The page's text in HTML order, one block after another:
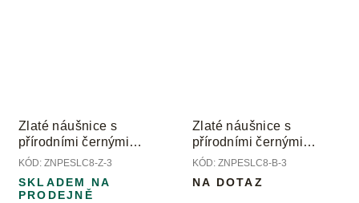
Zlaté náušnice s
přírodními černými
perlami
KÓD: ZNPESLC8-Z-3
SKLADEM NA
PRODEJNĚ
Zlaté náušnice s
přírodními černými
perlami
KÓD: ZNPESLC8-B-3
NA DOTAZ